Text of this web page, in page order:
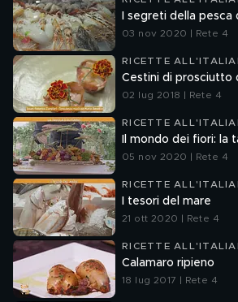
I segreti della pesca
03 nov 2020 | Rete 4
RICETTE
Cestini di prosciutto
02 lug 2018 | Rete 4
RICETTE
Il mondo dei fiori: la
05 nov 2020 | Rete 4
RICETTE
I tesori del mare
21 ott 2020 | Rete 4
RICETTE
Calamaro ripieno
18 lug 2017 | Rete 4